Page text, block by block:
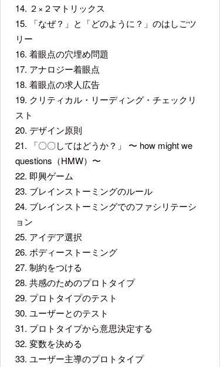
14. ２×２マトリックス
15. 「なぜ？」と「どのように？」のはしごツ
リー
16. 着眼点の穴埋め問題
17. アナロジー着眼点
18. 着眼点の求人広告
19. クリティカル・リーディング・チェックリ
スト
20. デザイン原則
21. 「〇〇してはどうか？」 〜 how might we
questions（HMW）〜
22. 即興ゲーム
23. ブレインストーミングのルール
24. ブレインストーミングでのファシリテーシ
ョン
25. アイデア選択
26. ボディーストーミング
27. 制約をつける
28. 共感のためのプロトタイプ
29. プロトタイプのテスト
30. ユーザーとのテスト
31. プロトタイプから意思決定する
32. 変数を決める
33. ユーザー主導のプロトタイプ